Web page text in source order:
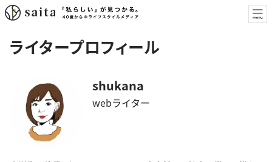
ライタープロフィール
shukana
webライター